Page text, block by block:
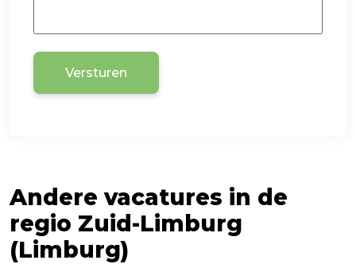
Versturen
Andere vacatures in de
regio Zuid-Limburg
(Limburg)